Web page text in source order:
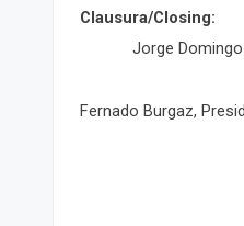
Clausura/Closing:
Jorge
Fernado Burgaz,